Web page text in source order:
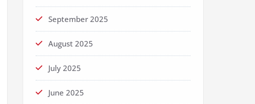
September 2025
August 2025
July 2025
June 2025